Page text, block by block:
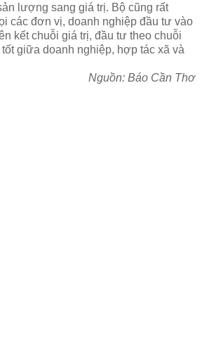
lượng sang giá trị. Bộ cũng rất
các đơn vị, doanh nghiệp đầu tư vào
kết chuỗi giá trị, đầu tư theo chuỗi
giữa doanh nghiệp, hợp tác xã và
Nguồn: Báo Cần Thơ